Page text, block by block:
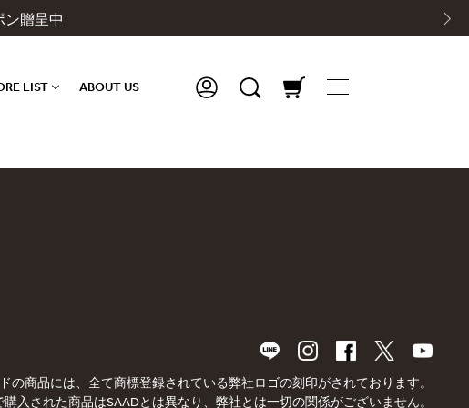
ン贈呈中
LIST ABOUT US
の商品には、全て商標登録されている弊社ロゴの刻印がされております。
入された商品はSAADとは異なり、弊社とは一切の関係がございません。